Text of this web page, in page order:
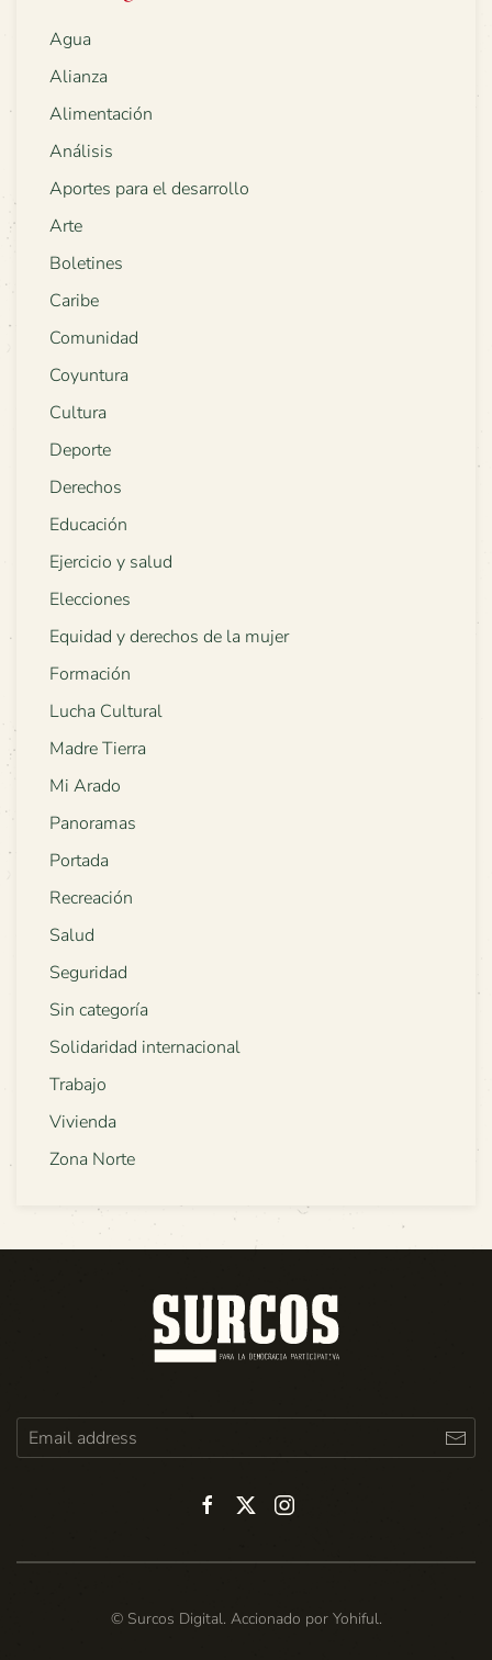
Agua
Alianza
Alimentación
Análisis
Aportes para el desarrollo
Arte
Boletines
Caribe
Comunidad
Coyuntura
Cultura
Deporte
Derechos
Educación
Ejercicio y salud
Elecciones
Equidad y derechos de la mujer
Formación
Lucha Cultural
Madre Tierra
Mi Arado
Panoramas
Portada
Recreación
Salud
Seguridad
Sin categoría
Solidaridad internacional
Trabajo
Vivienda
Zona Norte
© Surcos Digital. Accionado por Yohiful.